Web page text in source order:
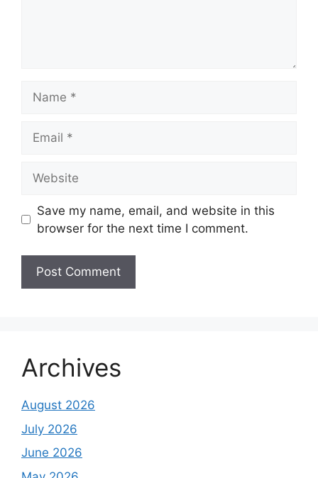
Save my name, email, and website in this
browser for the next time I comment.
Archives
August 2026
July 2026
June 2026